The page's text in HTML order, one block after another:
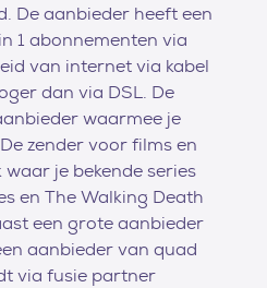
De aanbieder heeft een
1 abonnementen via
van internet via kabel
dan via DSL. De
waarmee je
zender voor films en
waar je bekende series
en The Walking Death
een grote aanbieder
aanbieder van quad
via fusie partner